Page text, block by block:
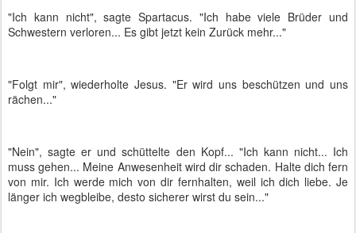
"Ich kann nicht", sagte Spartacus. "Ich habe viele Brüder und
Schwestern verloren... Es gibt jetzt kein Zurück mehr..."
"Folgt mir", wiederholte Jesus. "Er wird uns beschützen und uns
rächen..."
"Nein", sagte er und schüttelte den Kopf... "Ich kann nicht... Ich
muss gehen... Meine Anwesenheit wird dir schaden. Halte dich fern
von mir. Ich werde mich von dir fernhalten, weil ich dich liebe. Je
länger ich wegbleibe, desto sicherer wirst du sein..."